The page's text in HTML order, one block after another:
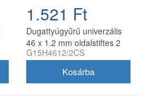
1.521 Ft
Dugattyúgyűrű univerzális
46 x 1.2 mm oldalstiftes 2
db/csomag utángyártott
G15H4612/2CS